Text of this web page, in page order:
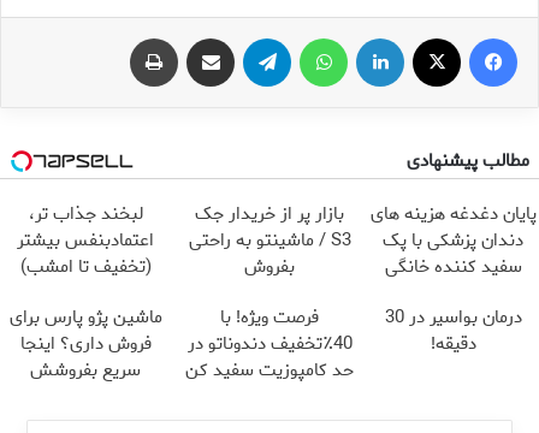
فیس بوک لینکدین تلگرام اشتراک گذاری از طریق ایمیل
مطالب پیشنهادی
پایان دغدغه هزینه های
دندان پزشکی با پک
سفید کننده خانگی
بازار پر از خریدار جک
S3 / ماشینتو به راحتی
بفروش
لبخند جذاب تر،
اعتمادبنفس بیشتر
(تخفیف تا امشب)
درمان بواسیر در 30
دقیقه!
فرصت ویژه! با
40٪تخفیف دندوناتو در
حد کامپوزیت سفید کن
ماشین پژو پارس برای
فروش داری؟ اینجا
سریع بفروشش